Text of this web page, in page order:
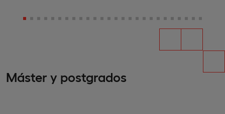
Máster y postgrados